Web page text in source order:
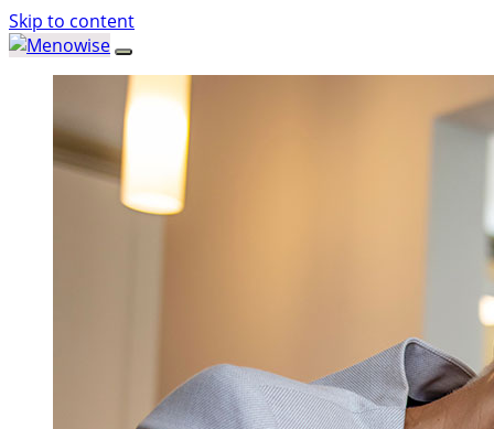
Skip to content